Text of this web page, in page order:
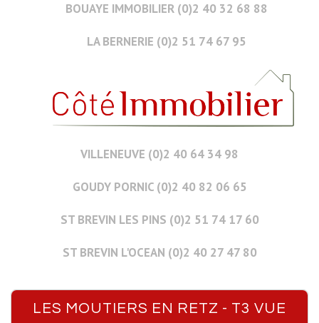
BOUAYE IMMOBILIER (0)2 40 32 68 88
LA BERNERIE (0)2 51 74 67 95
VILLENEUVE (0)2 40 64 34 98
GOUDY PORNIC (0)2 40 82 06 65
ST BREVIN LES PINS (0)2 51 74 17 60
ST BREVIN L'OCEAN (0)2 40 27 47 80
LES MOUTIERS EN RETZ - T3 VUE